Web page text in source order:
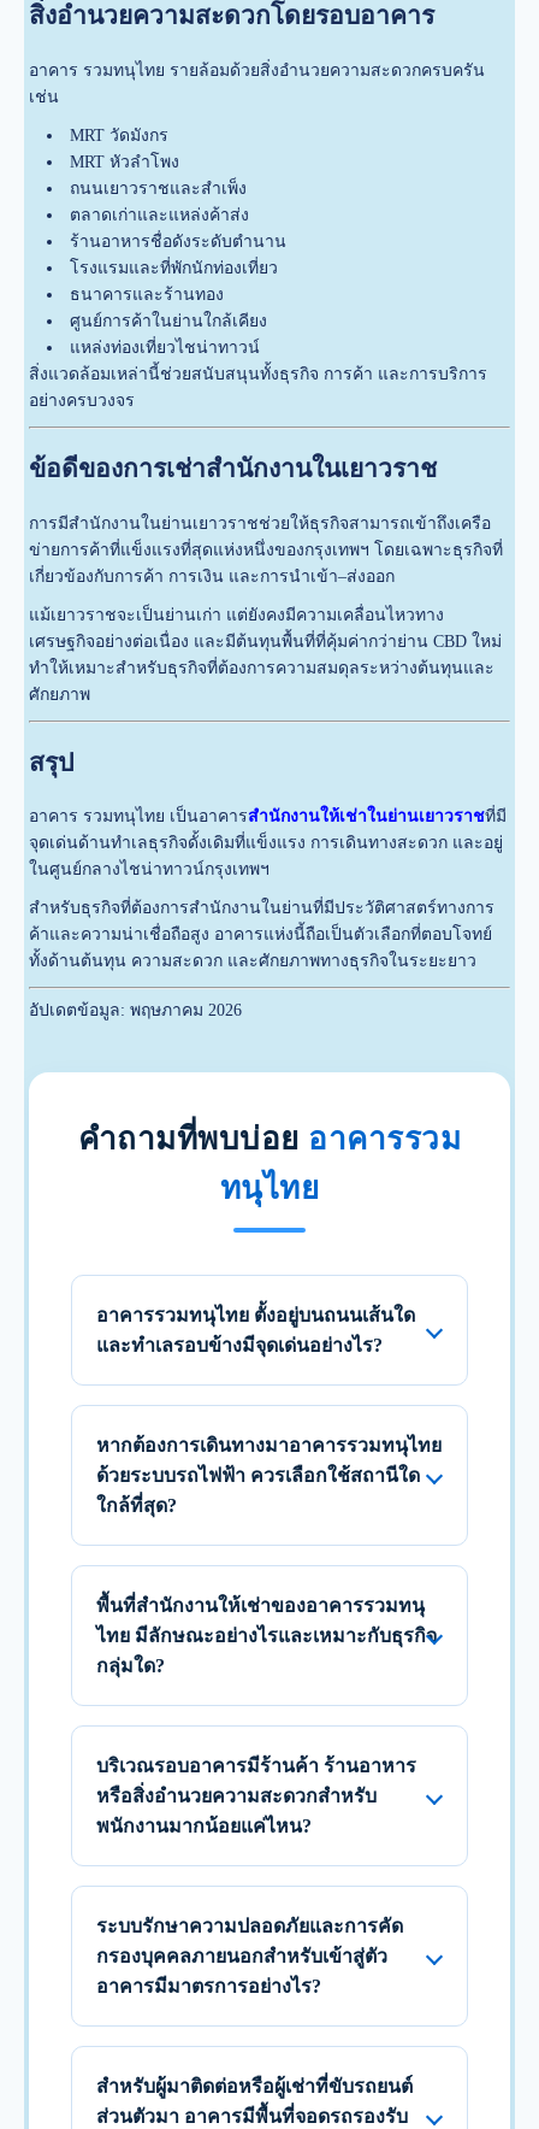
สิ่งอำนวยความสะดวกโดยรอบอาคาร
อาคาร รวมทนุไทย รายล้อมด้วยสิ่งอำนวยความสะดวกครบครัน
เช่น
MRT วัดมังกร
MRT หัวลำโพง
ถนนเยาวราชและสำเพ็ง
ตลาดเก่าและแหล่งค้าส่ง
ร้านอาหารชื่อดังระดับตำนาน
โรงแรมและที่พักนักท่องเที่ยว
ธนาคารและร้านทอง
ศูนย์การค้าในย่านใกล้เคียง
แหล่งท่องเที่ยวไชน่าทาวน์
สิ่งแวดล้อมเหล่านี้ช่วยสนับสนุนทั้งธุรกิจ การค้า และการบริการ
อย่างครบวงจร
ข้อดีของการเช่าสำนักงานในเยาวราช
การมีสำนักงานในย่านเยาวราชช่วยให้ธุรกิจสามารถเข้าถึงเครือ
ข่ายการค้าที่แข็งแรงที่สุดแห่งหนึ่งของกรุงเทพฯ โดยเฉพาะธุรกิจที่
เกี่ยวข้องกับการค้า การเงิน และการนำเข้า–ส่งออก
แม้เยาวราชจะเป็นย่านเก่า แต่ยังคงมีความเคลื่อนไหวทาง
เศรษฐกิจอย่างต่อเนื่อง และมีต้นทุนพื้นที่ที่คุ้มค่ากว่าย่าน CBD ใหม่
ทำให้เหมาะสำหรับธุรกิจที่ต้องการความสมดุลระหว่างต้นทุนและ
ศักยภาพ
สรุป
อาคาร รวมทนุไทย เป็นอาคารสำนักงานให้เช่าในย่านเยาวราชที่มี
จุดเด่นด้านทำเลธุรกิจดั้งเดิมที่แข็งแรง การเดินทางสะดวก และอยู่
ในศูนย์กลางไชน่าทาวน์กรุงเทพฯ
สำหรับธุรกิจที่ต้องการสำนักงานในย่านที่มีประวัติศาสตร์ทางการ
ค้าและความน่าเชื่อถือสูง อาคารแห่งนี้ถือเป็นตัวเลือกที่ตอบโจทย์
ทั้งด้านต้นทุน ความสะดวก และศักยภาพทางธุรกิจในระยะยาว
อัปเดตข้อมูล: พฤษภาคม 2026
คำถามที่พบบ่อย อาคารรวม
ทนุไทย
อาคารรวมทนุไทย ตั้งอยู่บนถนนเส้นใด
และทำเลรอบข้างมีจุดเด่นอย่างไร?
หากต้องการเดินทางมาอาคารรวมทนุไทย
ด้วยระบบรถไฟฟ้า ควรเลือกใช้สถานีใด
ใกล้ที่สุด?
พื้นที่สำนักงานให้เช่าของอาคารรวมทนุ
ไทย มีลักษณะอย่างไรและเหมาะกับธุรกิจ
กลุ่มใด?
บริเวณรอบอาคารมีร้านค้า ร้านอาหาร
หรือสิ่งอำนวยความสะดวกสำหรับ
พนักงานมากน้อยแค่ไหน?
ระบบรักษาความปลอดภัยและการคัด
กรองบุคคลภายนอกสำหรับเข้าสู่ตัว
อาคารมีมาตรการอย่างไร?
สำหรับผู้มาติดต่อหรือผู้เช่าที่ขับรถยนต์
ส่วนตัวมา อาคารมีพื้นที่จอดรถรองรับ